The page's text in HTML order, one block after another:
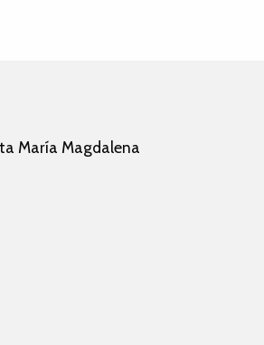
María Magdalena